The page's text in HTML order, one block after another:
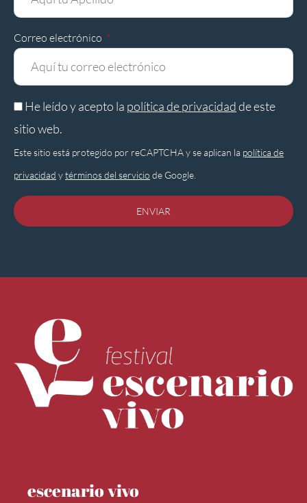
Correo electrónico
He leído y acepto la política de privacidadde este
sitio web.
Este sitio está protegido por reCAPTCHA y se aplican la política de
privacidad ytérminos del servicio de Google.
ENVIAR
escenario vivo